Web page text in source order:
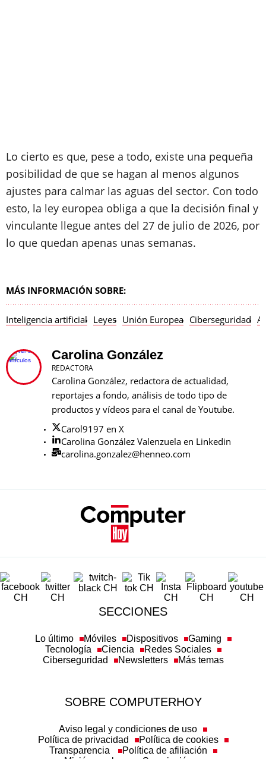
Lo cierto es que, pese a todo, existe una pequeña
posibilidad de que se hagan al menos algunos
ajustes para calmar las aguas del sector. Con todo
esto, la ley europea obliga a que la decisión final y
vinculante llegue antes del 27 de julio de 2026, por
lo que quedan apenas unas semanas.
MÁS INFORMACIÓN SOBRE:
Inteligencia artificial Leyes Unión Europea Ciberseguridad
Carolina González
REDACTORA
Carolina González, redactora de actualidad,
reportajes a fondo, análisis de todo tipo de
productos y vídeos para el canal de Youtube.
Carol9197 en X
Carolina González Valenzuela en Linkedin
carolina.gonzalez@henneo.com
SECCIONES
Móviles Dispositivos
Aviso legal y condiciones de uso
Misión y valores
Suscripción
Configuración de cookies